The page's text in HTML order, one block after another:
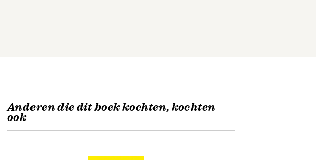
Anderen die dit boek kochten, kochten
ook